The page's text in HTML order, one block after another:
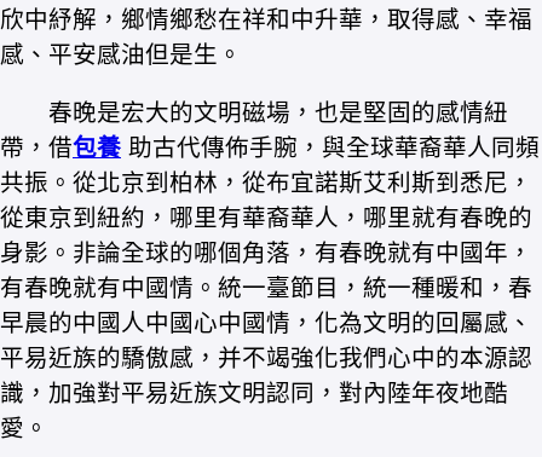
欣中紓解，鄉情鄉愁在祥和中升華，取得感、幸福
感、平安感油但是生。
春晚是宏大的文明磁場，也是堅固的感情紐
帶，借包養 助古代傳佈手腕，與全球華裔華人同頻
共振。從北京到柏林，從布宜諾斯艾利斯到悉尼，
從東京到紐約，哪里有華裔華人，哪里就有春晚的
身影。非論全球的哪個角落，有春晚就有中國年，
有春晚就有中國情。統一臺節目，統一種暖和，春
早晨的中國人中國心中國情，化為文明的回屬感、
平易近族的驕傲感，并不竭強化我們心中的本源認
識，加強對平易近族文明認同，對內陸年夜地酷
愛。